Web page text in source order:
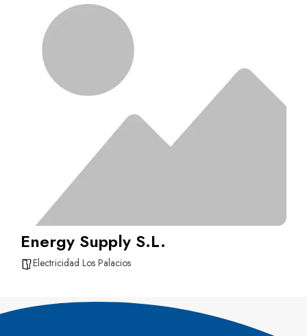
Energy Supply S.L.
Electricidad Los Palacios